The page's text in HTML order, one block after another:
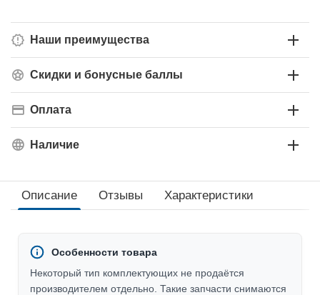
Наши преимущества
Скидки и бонусные баллы
Оплата
Наличие
Описание Отзывы Характеристики
Особенности товара
Некоторый тип комплектующих не продаётся
производителем отдельно. Такие запчасти снимаются